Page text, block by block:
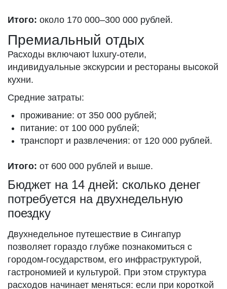
Итого: около 170 000–300 000 рублей.
Премиальный отдых
Расходы включают luxury-отели,
индивидуальные экскурсии и рестораны высокой
кухни.
Средние затраты:
проживание: от 350 000 рублей;
питание: от 100 000 рублей;
транспорт и развлечения: от 120 000 рублей.
Итого: от 600 000 рублей и выше.
Бюджет на 14 дней: сколько денег
потребуется на двухнедельную
поездку
Двухнедельное путешествие в Сингапур
позволяет гораздо глубже познакомиться с
городом-государством, его инфраструктурой,
гастрономией и культурой. При этом структура
расходов начинает меняться: если при короткой